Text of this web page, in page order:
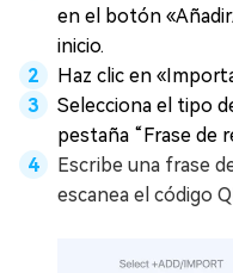
en el botón
inicio.
Haz clic en
Selecciona el tipo
pestaña “Frase de
Escribe una frase
escanea el código